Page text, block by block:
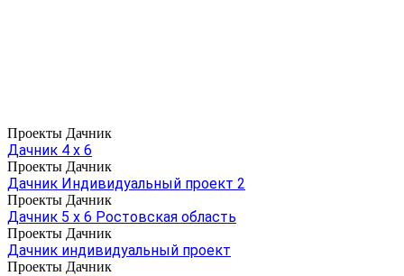
Проекты Дачник
Дачник 4 х 6
Проекты Дачник
Дачник Индивидуальный проект 2
Проекты Дачник
Дачник 5 х 6 Ростовская область
Проекты Дачник
Дачник индивидуальный проект
Проекты Дачник